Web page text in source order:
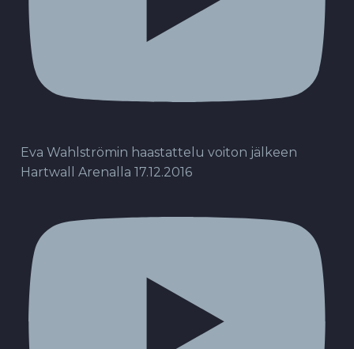
Eva Wahlströmin haastattelu voiton jälkeen
Hartwall Arenalla 17.12.2016